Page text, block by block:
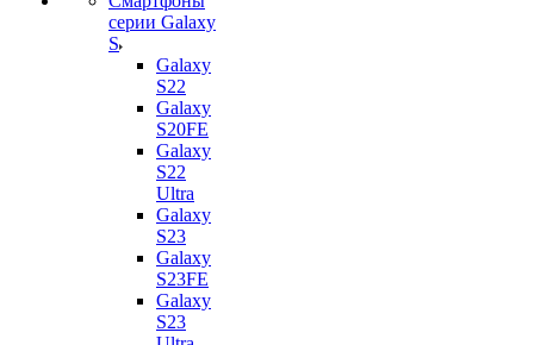
серии Galaxy
S
Galaxy
S22
Galaxy
S20FE
Galaxy
S22
Ultra
Galaxy
S23
Galaxy
S23FE
Galaxy
S23